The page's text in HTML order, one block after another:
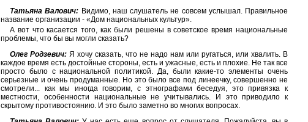
Татьяна Валович: Видимо, наш слушатель не совсем услышал. Правильное
название организации - «Дом национальных культур».
А вот что касается того, как были решены в советское время национальные
проблемы, что бы вы могли сказать?
Олег Родзевич: Я хочу сказать, что не надо нам или ругаться, или хвалить. В
каждое время есть достойные стороны, есть и ужасные, есть и плохие. Не так все
просто было с национальной политикой. Да, были какие-то элементы очень
серьезные и очень продуманные. Но это было все под линеечку, совершенно не
смотрели... как мы иногда говорим, с этнографами беседуя, это привязка к
местности, особенности национальные не учитывались. И это приводило к
скрытому противостоянию. И это было заметно во многих вопросах.